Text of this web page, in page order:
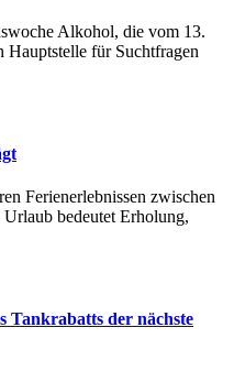
Alkohol, die vom 13.
Hauptstelle für Suchtfragen
Ferienerlebnissen zwischen
bedeutet Erholung,
Tankrabatts der nächste